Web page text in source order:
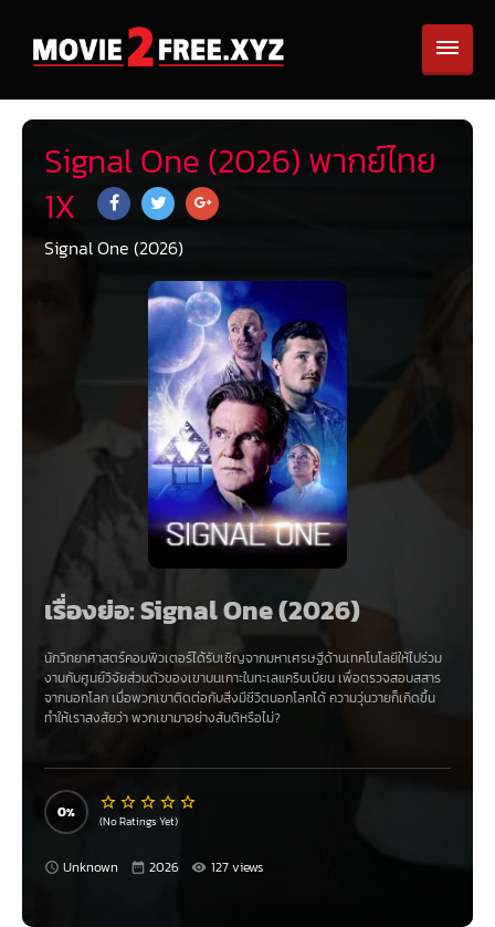
Signal One (2026) พากย์ไทย
1X
Signal One (2026)
เรื่องย่อ: Signal One (2026)
นักวิทยาศาสตร์คอมพิวเตอร์ได้รับเชิญจากมหาเศรษฐีด้านเทคโนโลยีให้ไปร่วม
งานกับศูนย์วิจัยส่วนตัวของเขาบนเกาะในทะเลแคริบเบียน เพื่อตรวจสอบสสาร
จากนอกโลก เมื่อพวกเขาติดต่อกับสิ่งมีชีวิตนอกโลกได้ ความวุ่นวายก็เกิดขึ้น
ทำให้เราสงสัยว่า พวกเขามาอย่างสันติหรือไม่?
0 (No Ratings Yet)
Unknown 2026 127 views